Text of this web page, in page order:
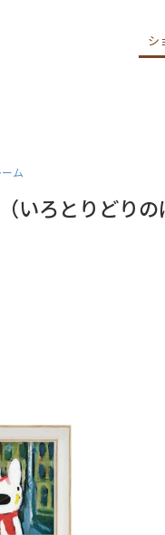
シ
ム
（いろとりど